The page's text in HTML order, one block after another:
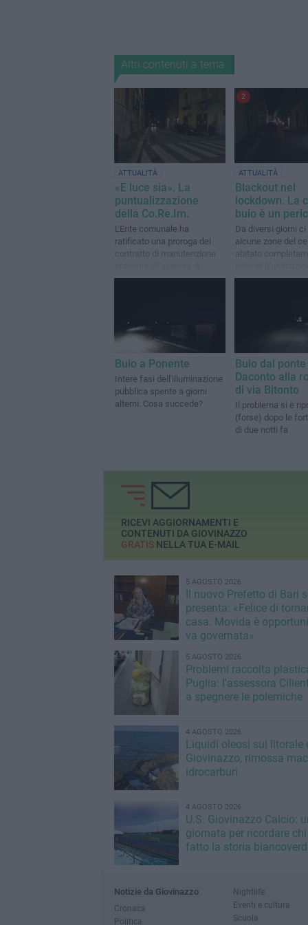
Altri contenuti a tema
ATTUALITÀ
«E luce sia». La
puntualizzazione
della Co.Re.Im.
L'Ente comunale ha
ratificato una proroga del
contratto di manutenzione
Giovinazzo
2
ATTUALITÀ
Blackout nel
lockdown. La
buio è un
Da diversi giorni ci
alcune zone del
abitato
Buio a Ponente
Intere fasi dell'illuminazione
pubblica spente a giorni
alterni. Cosa succede?
Buio dal
Daconto alla
di via Bitonto
Il problema si è
(forse) dopo le
di due notti fa
RICEVI AGGIORNAMENTI E
CONTENUTI DA GIOVINAZZO
GRATISNELLA TUA E-MAIL
5 AGOSTO 2026
Il nuovo Prefetto di Bari
presenta: «Felice di
casa. Movida è
va governata»
5 AGOSTO 2026
Problemi raccolta
Puglia: l'assessora
a spegnere le polemiche
4 AGOSTO 2026
Liquidi oleosi sul litorale
Giovinazzo, rimossa
idrocarburi
4 AGOSTO 2026
U.S. Giovinazzo Calcio:
giornata per ricordare
fatto la storia
Notizie da Giovinazzo
Cronaca
Politica
Nightlife
Eventi e cultura
Scuola